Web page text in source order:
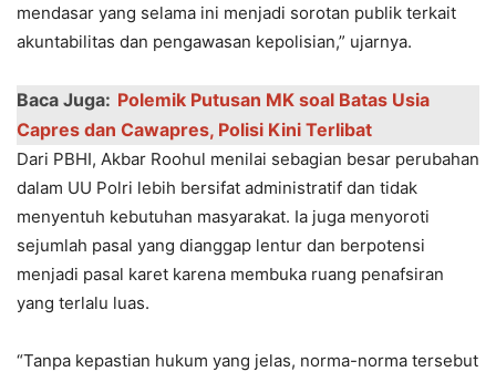
mendasar yang selama ini menjadi sorotan publik terkait
akuntabilitas dan pengawasan kepolisian,” ujarnya.
Baca Juga: Polemik Putusan MK soal Batas Usia
Capres dan Cawapres, Polisi Kini Terlibat
Dari PBHI, Akbar Roohul menilai sebagian besar perubahan
dalam UU Polri lebih bersifat administratif dan tidak
menyentuh kebutuhan masyarakat. Ia juga menyoroti
sejumlah pasal yang dianggap lentur dan berpotensi
menjadi pasal karet karena membuka ruang penafsiran
yang terlalu luas.
“Tanpa kepastian hukum yang jelas, norma-norma tersebut